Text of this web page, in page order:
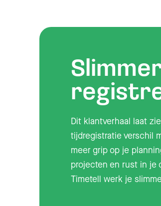
Dit klantverhaal laat
tijdregistratie verschil
meer grip op je
projecten en rust in je
Timetell werk je